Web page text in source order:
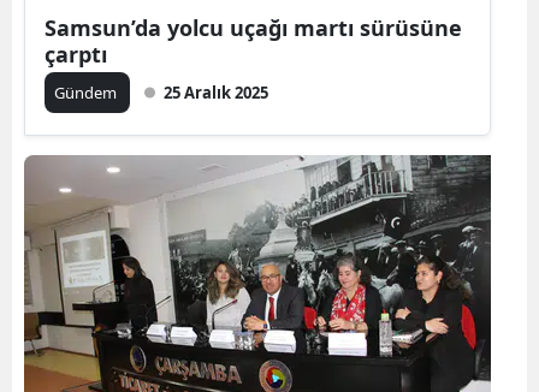
Samsun’da yolcu uçağı martı sürüsüne
çarptı
Gündem 25 Aralık 2025